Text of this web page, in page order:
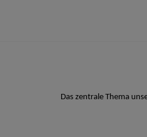
Das zentrale Thema